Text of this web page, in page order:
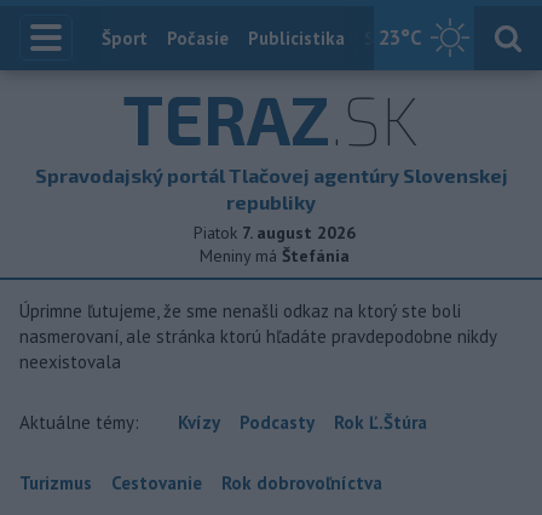
23°C
Index
Šport Počasie Publicistika Slovensko
TERAZ.SK
Spravodajský portál Tlačovej agentúry Slovenskej
republiky
Piatok 7. august 2026
Meniny má Štefánia
Úprimne ľutujeme, že sme nenašli odkaz na ktorý ste boli
nasmerovaní, ale stránka ktorú hľadáte pravdepodobne nikdy
neexistovala
Aktuálne témy: Kvízy Podcasty Rok Ľ.Štúra
Turizmus Cestovanie Rok dobrovoľníctva